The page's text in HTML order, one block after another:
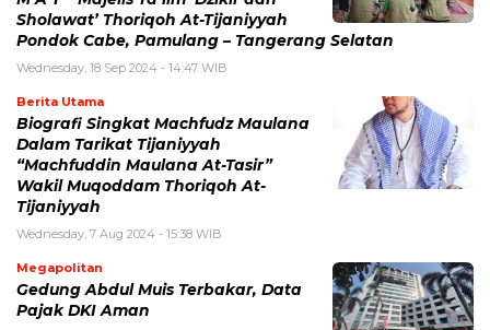
Sholawat’ Thoriqoh At-Tijaniyyah
Pondok Cabe, Pamulang – Tangerang Selatan
Wednesday, 18 Sep 2024 - 14:47 WIB
Berita Utama
Biografi Singkat Machfudz Maulana
Dalam Tarikat Tijaniyyah
“Machfuddin Maulana At-Tasir”
Wakil Muqoddam Thoriqoh At-
Tijaniyyah
Wednesday, 7 Aug 2024 - 15:38 WIB
Megapolitan
Gedung Abdul Muis Terbakar, Data
Pajak DKI Aman